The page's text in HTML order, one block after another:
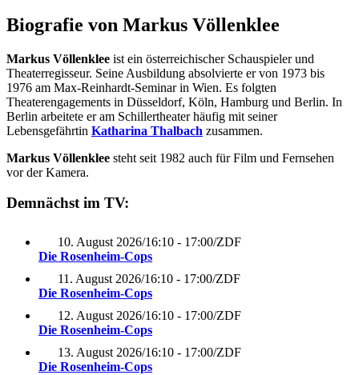
Biografie von Markus Völlenklee
Markus Völlenklee ist ein österreichischer Schauspieler und
Theaterregisseur. Seine Ausbildung absolvierte er von 1973 bis
1976 am Max-Reinhardt-Seminar in Wien. Es folgten
Theaterengagements in Düsseldorf, Köln, Hamburg und Berlin. In
Berlin arbeitete er am Schillertheater häufig mit seiner
Lebensgefährtin Katharina Thalbach zusammen.
Markus Völlenklee steht seit 1982 auch für Film und Fernsehen
vor der Kamera.
Demnächst im TV:
10. August 2026/16:10 - 17:00/ZDF
Die Rosenheim-Cops
11. August 2026/16:10 - 17:00/ZDF
Die Rosenheim-Cops
12. August 2026/16:10 - 17:00/ZDF
Die Rosenheim-Cops
13. August 2026/16:10 - 17:00/ZDF
Die Rosenheim-Cops